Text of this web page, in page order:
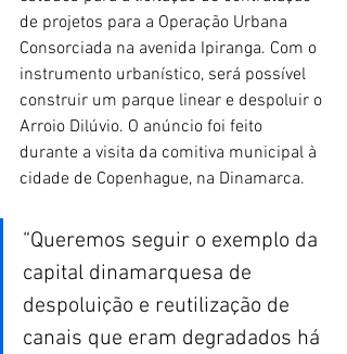
de projetos para a Operação Urbana
Consorciada na avenida Ipiranga. Com o
instrumento urbanístico, será possível
construir um parque linear e despoluir o
Arroio Dilúvio. O anúncio foi feito
durante a visita da comitiva municipal à
cidade de Copenhague, na Dinamarca.
“Queremos seguir o exemplo da
capital dinamarquesa de
despoluição e reutilização de
canais que eram degradados há